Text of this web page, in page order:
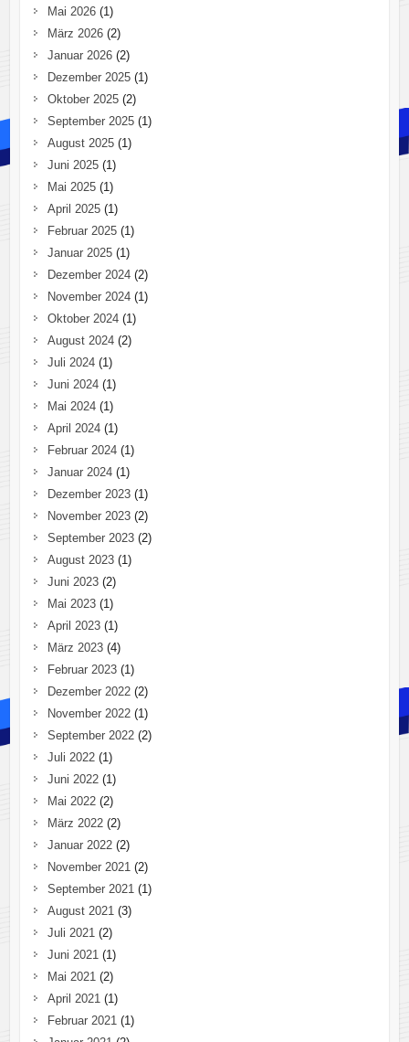
Mai 2026(1)
März 2026(2)
Januar 2026(2)
Dezember 2025(1)
Oktober 2025(2)
September 2025(1)
August 2025(1)
Juni 2025(1)
Mai 2025(1)
April 2025(1)
Februar 2025(1)
Januar 2025(1)
Dezember 2024(2)
November 2024(1)
Oktober 2024(1)
August 2024(2)
Juli 2024(1)
Juni 2024(1)
Mai 2024(1)
April 2024(1)
Februar 2024(1)
Januar 2024(1)
Dezember 2023(1)
November 2023(2)
September 2023(2)
August 2023(1)
Juni 2023(2)
Mai 2023(1)
April 2023(1)
März 2023(4)
Februar 2023(1)
Dezember 2022(2)
November 2022(1)
September 2022(2)
Juli 2022(1)
Juni 2022(1)
Mai 2022(2)
März 2022(2)
Januar 2022(2)
November 2021 (2)
September 2021 (1)
August 2021 (3)
Juli 2021 (2)
Juni 2021 (1)
Mai 2021 (2)
April 2021 (1)
Februar 2021 (1)